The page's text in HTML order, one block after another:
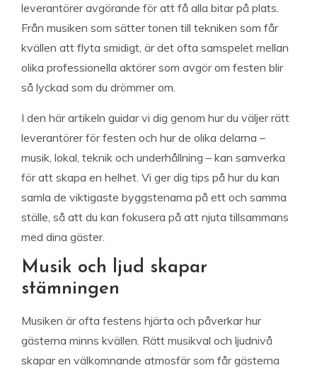
leverantörer avgörande för att få alla bitar på plats.
Från musiken som sätter tonen till tekniken som får
kvällen att flyta smidigt, är det ofta samspelet mellan
olika professionella aktörer som avgör om festen blir
så lyckad som du drömmer om.
I den här artikeln guidar vi dig genom hur du väljer rätt
leverantörer för festen och hur de olika delarna –
musik, lokal, teknik och underhållning – kan samverka
för att skapa en helhet. Vi ger dig tips på hur du kan
samla de viktigaste byggstenarna på ett och samma
ställe, så att du kan fokusera på att njuta tillsammans
med dina gäster.
Musik och ljud skapar
stämningen
Musiken är ofta festens hjärta och påverkar hur
gästerna minns kvällen. Rätt musikval och ljudnivå
skapar en välkomnande atmosfär som får gästerna